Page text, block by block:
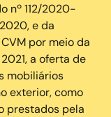
nº 112/2020-
e da
por meio da
a oferta de
mobiliários
exterior, como
prestados pela